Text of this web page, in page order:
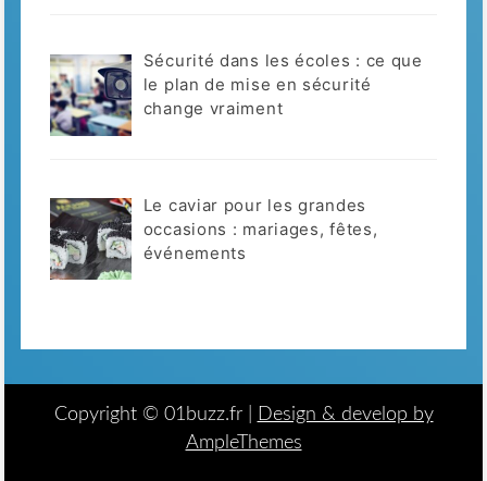
Sécurité dans les écoles : ce que
le plan de mise en sécurité
change vraiment
Le caviar pour les grandes
occasions : mariages, fêtes,
événements
Copyright © 01buzz.fr |
Design & develop by
AmpleThemes